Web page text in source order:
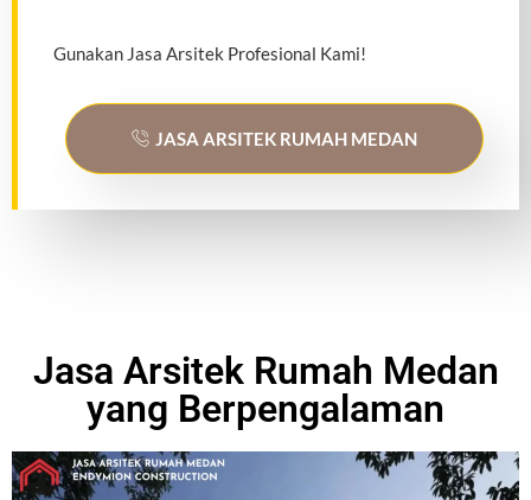
Gunakan Jasa Arsitek Profesional Kami!
JASA ARSITEK RUMAH MEDAN
Jasa Arsitek Rumah Medan
yang Berpengalaman